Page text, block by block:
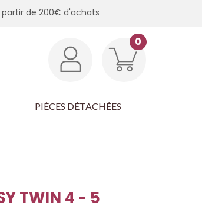
partir de 200€ d'achats
0
PIÈCES DÉTACHÉES
TWIN 4 - 5